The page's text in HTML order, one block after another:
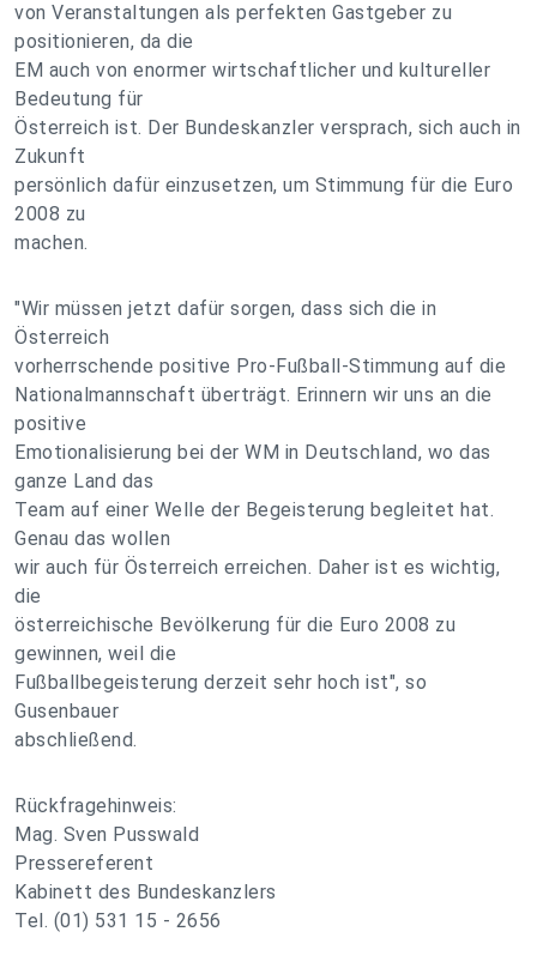
von Veranstaltungen als perfekten Gastgeber zu
positionieren, da die
EM auch von enormer wirtschaftlicher und kultureller
Bedeutung für
Österreich ist. Der Bundeskanzler versprach, sich auch in
Zukunft
persönlich dafür einzusetzen, um Stimmung für die Euro
2008 zu
machen.
"Wir müssen jetzt dafür sorgen, dass sich die in
Österreich
vorherrschende positive Pro-Fußball-Stimmung auf die
Nationalmannschaft überträgt. Erinnern wir uns an die
positive
Emotionalisierung bei der WM in Deutschland, wo das
ganze Land das
Team auf einer Welle der Begeisterung begleitet hat.
Genau das wollen
wir auch für Österreich erreichen. Daher ist es wichtig,
die
österreichische Bevölkerung für die Euro 2008 zu
gewinnen, weil die
Fußballbegeisterung derzeit sehr hoch ist", so
Gusenbauer
abschließend.
Rückfragehinweis:
Mag. Sven Pusswald
Pressereferent
Kabinett des Bundeskanzlers
Tel. (01) 531 15 - 2656